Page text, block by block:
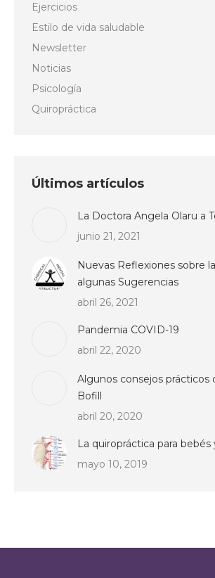
Ejercicios
Estilo de vida saludable
Newsletter
Noticias
Psicología
Quiropráctica
Últimos artículos
La Doctora Angela Olaru a
junio 21, 2021
Nuevas Reflexiones sobre
algunas Sugerencias
abril 26, 2021
Pandemia COVID-19
abril 22, 2020
Algunos consejos prácticos
Bofill
abril 20, 2020
La quiropráctica para bebés
mayo 10, 2019